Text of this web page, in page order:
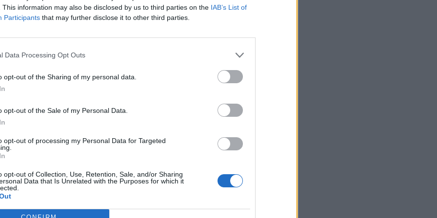
This information may also be disclosed by us to third parties on the IAB’s List of
Participants that may further disclose it to other third parties.
Data Processing Opt Outs
opt-out of the Sharing of my personal data.
opt-out of the Sale of my Personal Data.
opt-out of processing my Personal Data for Targeted
opt-out of Collection, Use, Retention, Sale, and/or Sharing
Data that Is Unrelated with the Purposes for which it
és a Valor Capital múlt héten alá is írta a tőkeemelésről szóló szerződést, a
nagyvállalatok komplex mobil munkafolyamat megoldását segíti. Az innovatív
tartalmazza:
cikkarchívum
elmúlt 2 év napon belüli
Előfizetés